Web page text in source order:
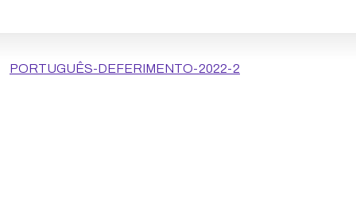
PORTUGUÊS-DEFERIMENTO-2022-2